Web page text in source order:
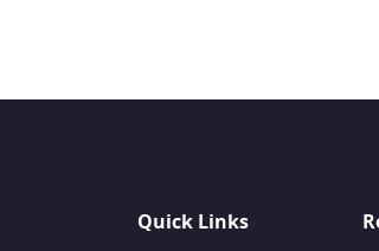
Quick Links